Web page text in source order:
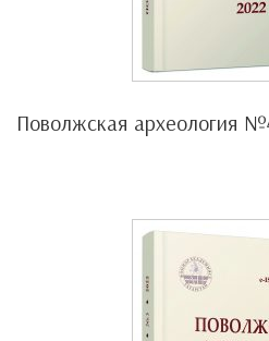
Поволжская археология